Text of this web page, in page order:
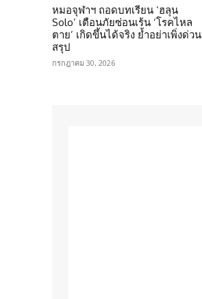
หมอจุฬาฯ ถอดบทเรียน ‘ฮลุน
Solo’ เตือนภัยซ่อนเร้น ‘โรคไหล
ตาย’ เกิดขึ้นได้จริง ย้ำอย่าเพิ่งด่วน
สรุป
กรกฎาคม 30, 2026